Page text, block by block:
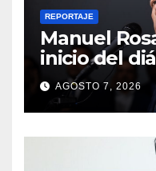
REPORTAJE
Manuel
inicio del
Venezuela
respaldo de
AGOSTO 7, 2026